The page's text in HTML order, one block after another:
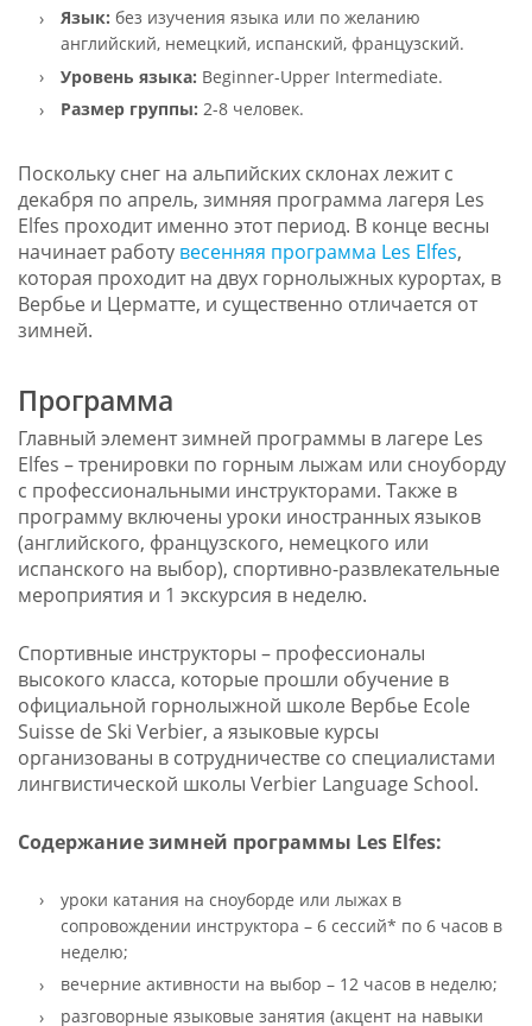
Язык: без изучения языка или по желанию
английский, немецкий, испанский, французский.
Уровень языка: Beginner-Upper Intermediate.
Размер группы: 2-8 человек.
Поскольку снег на альпийских склонах лежит с
декабря по апрель, зимняя программа лагеря Les
Elfes проходит именно этот период. В конце весны
начинает работу весенняя программа Les Elfes,
которая проходит на двух горнолыжных курортах, в
Вербье и Церматте, и существенно отличается от
зимней.
Программа
Главный элемент зимней программы в лагере Les
Elfes – тренировки по горным лыжам или сноуборду
с профессиональными инструкторами. Также в
программу включены уроки иностранных языков
(английского, французского, немецкого или
испанского на выбор), спортивно-развлекательные
мероприятия и 1 экскурсия в неделю.
Спортивные инструкторы – профессионалы
высокого класса, которые прошли обучение в
официальной горнолыжной школе Вербье Ecole
Suisse de Ski Verbier, а языковые курсы
организованы в сотрудничестве со специалистами
лингвистической школы Verbier Language School.
Содержание зимней программы Les Elfes:
уроки катания на сноуборде или лыжах в
сопровождении инструктора – 6 сессий* по 6 часов в
неделю;
вечерние активности на выбор – 12 часов в неделю;
разговорные языковые занятия (акцент на навыки